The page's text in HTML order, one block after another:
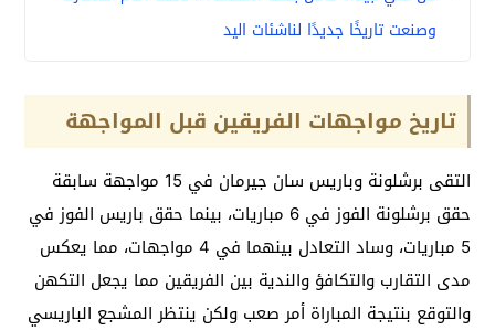
وصنعت تاريخًا جديدًا لناشئات اليد
تاريخ مواجهات الفريقين قبل المواجهة
التقى برشلونة وباريس سان جيرمان في 15 مواجهة سابقة
حقق برشلونة الفوز في 6 مباريات، بينما حقق باريس الفوز في
5 مباريات، وساد التعادل بينهما في 4 مواجهات، مما يعكس
مدى التقارب والتكافؤ والندية بين الفريقين مما يجعل التكهن
والتوقع بنتيجة المباراة أمر صعب ولكن ينتظر المشجع الباريسي